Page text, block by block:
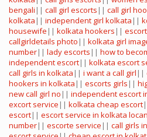
bengali || call girl escorts || call girl
kolkata || independent girl kolkata ||
housewife || kolkata hookers ||
callgirldetails photo || kolkata girl
number|| lady escorts || how to
independent escort|| kolkata escort
call girls in kolkata || i want a call girl ||
hookers in kolkata || escorts girls ||
new call girl no || independent escort
excort service || kolkata cheap escort
escort|| escort service in kolkata
number|| escorte service || call girls in